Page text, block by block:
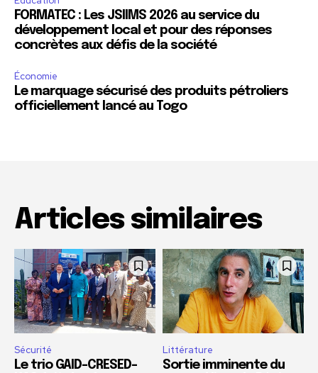
FORMATEC : Les JSIIMS 2026 au service du
développement local et pour des réponses
concrètes aux défis de la société
Économie
Le marquage sécurisé des produits pétroliers
officiellement lancé au Togo
Articles similaires
Sécurité
Le trio GAID-CRESED-
Littérature
Sortie imminente du